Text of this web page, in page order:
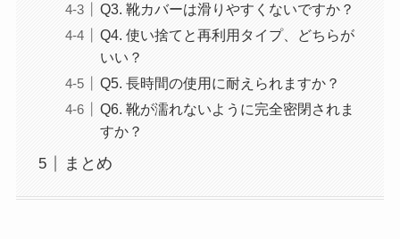
Q3. 靴カバーは滑りやすくないですか？
Q4. 使い捨てと再利用タイプ、どちらが
いい？
Q5. 長時間の使用に耐えられますか？
Q6. 靴が濡れないように完全密閉されま
すか？
まとめ